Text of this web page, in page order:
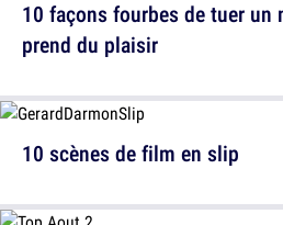
10 scènes de film en slip
10 façons fourbes de tuer un
prend du plaisir